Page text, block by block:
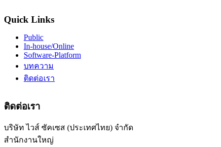
Quick Links
Public
In-house/Online
Software-Platform
บทความ
ติดต่อเรา
ติดต่อเรา
บริษัท ไวส์ ซัคเซส (ประเทศไทย) จำกัด
สำนักงานใหญ่